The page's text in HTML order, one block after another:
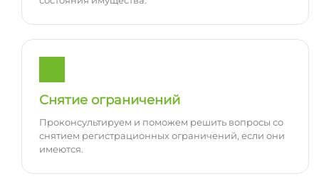
Снятие ограничений
Проконсультируем и поможем решить вопросы со
снятием регистрационных ограничений, если они
имеются.